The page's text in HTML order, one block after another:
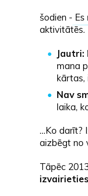
šodien -
aktivitātēs.
Jautri:
mana
kārtas,
Nav
laika,
...Ko
aizbēgt no
Tāpēc